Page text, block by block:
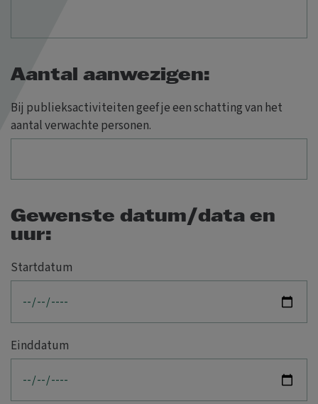
Aantal aanwezigen:
Bij publieksactiviteiten geef je een schatting van het
aantal verwachte personen.
Gewenste datum/data en
uur:
Startdatum
Einddatum